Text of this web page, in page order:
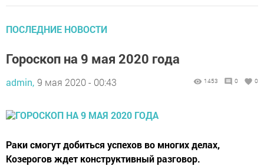
ПОСЛЕДНИЕ НОВОСТИ
Гороскоп на 9 мая 2020 года
admin, 9 мая 2020 - 00:43 1453 0 0
Раки смогут добиться успехов во многих делах,
Козерогов ждет конструктивный разговор.